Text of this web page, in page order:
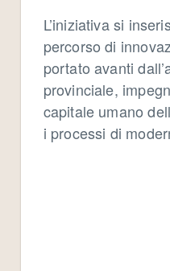
L’iniziativa si
percorso di
portato avanti
provinciale,
capitale umano
i processi di